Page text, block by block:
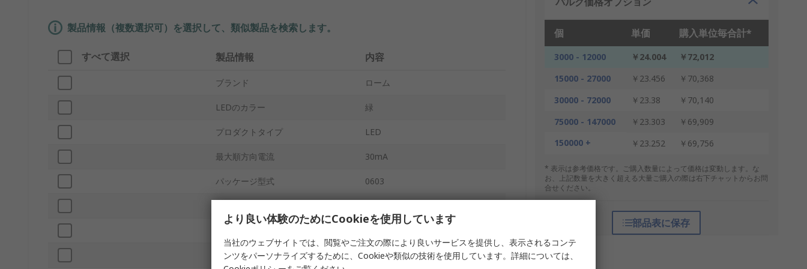
個 単価 購入単位毎合計*
3000 - 12000 ￥24.004
￥72,012
15000 - 27000
￥23.456
￥70,368
30000 - 72000
￥23.38
￥70,140
75000 - 147000
￥23.303
￥69,909
150000 +
￥23.252 ￥69,756
* 表示は参考価格です。ご購入数量によって価格は変動します。な
お、上記数量を大きく超える大量ご購入の際は右下チャットからお問
合せください。
部品表に保存
製品情報（複数選択可）を選択して、類似製品を検索します。
すべて選択 製品情報 内容
ブランド ローム
LEDのカラー 緑
プロダクトタイプ LED
最大順方向電流 30mA
パッケージ型式 0603
順方向電圧 2.1V
より良い体験のためにCookieを使用しています
当社のウェブサイトでは、閲覧やご注文の際により良いサービスを提供し、表示されるコンテ
ンツをパーソナライズするために、Cookieや類似の技術を使用しています。詳細については、